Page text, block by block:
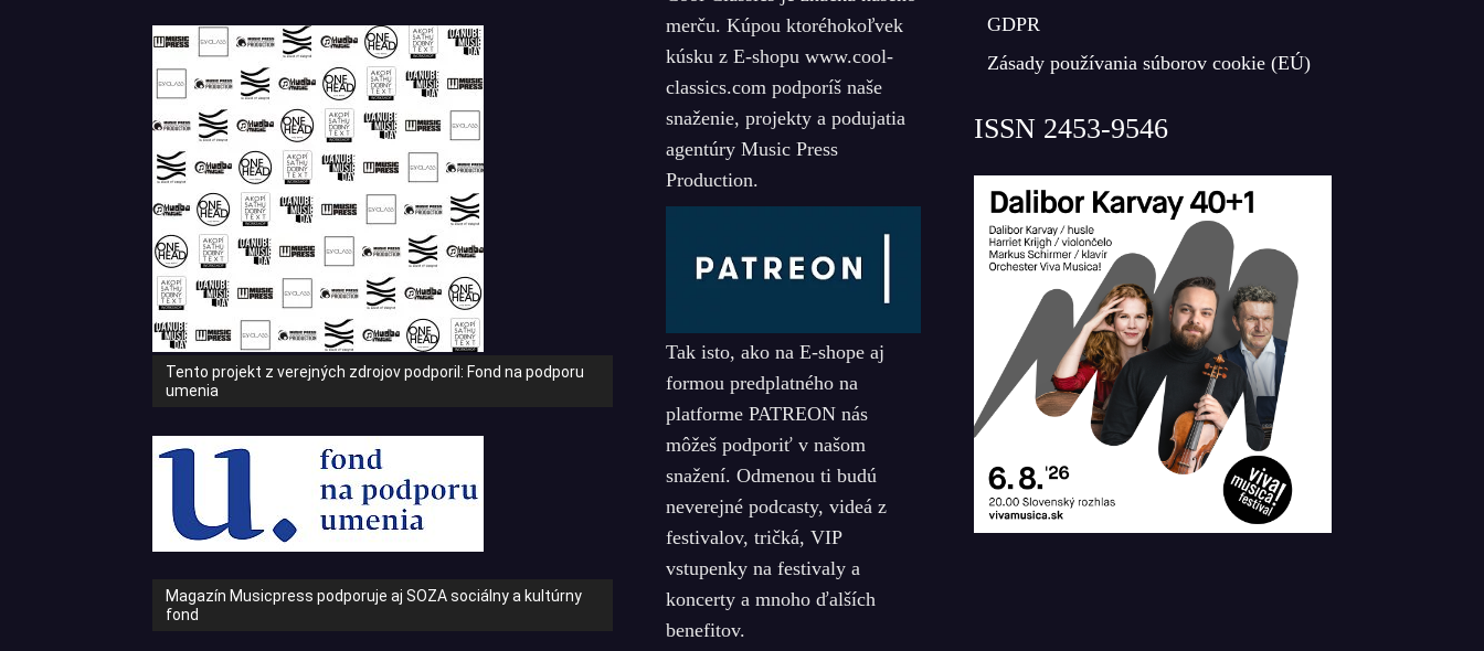
Tento projekt z verejných zdrojov podporil: Fond na podporu
umenia
Magazín Musicpress podporuje aj SOZA sociálny a kultúrny
fond
merču. Kúpou ktoréhokoľvek
kúsku z E-shopu www.cool-
classics.com podporíš naše
snaženie, projekty a podujatia
agentúry Music Press
Production.
Tak isto, ako na E-shope aj
formou predplatného na
platforme PATREON nás
môžeš podporiť v našom
snažení. Odmenou ti budú
neverejné podcasty, videá z
festivalov, tričká, VIP
vstupenky na festivaly a
koncerty a mnoho ďalších
benefitov.
GDPR
Zásady používania súborov cookie (EÚ)
ISSN 2453-9546